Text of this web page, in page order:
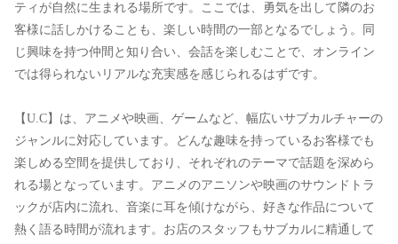
ティが自然に生まれる場所です。ここでは、勇気を出して隣のお
客様に話しかけることも、楽しい時間の一部となるでしょう。同
じ興味を持つ仲間と知り合い、会話を楽しむことで、オンライン
では得られないリアルな充実感を感じられるはずです。
【U.C】は、アニメや映画、ゲームなど、幅広いサブカルチャーの
ジャンルに対応しています。どんな趣味を持っているお客様でも
楽しめる空間を提供しており、それぞれのテーマで話題を深めら
れる場となっています。アニメのアニソンや映画のサウンドトラ
ックが店内に流れ、音楽に耳を傾けながら、好きな作品について
熱く語る時間が流れます。お店のスタッフもサブカルに精通して